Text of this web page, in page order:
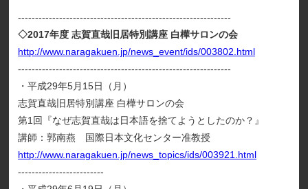
--------------------------------------------------------------
◇2017年度 志賀直哉旧居特別講座 白樺サロンの会
http://www.naragakuen.jp/news_event/ids/003802.html
--------------------------------------------------------------
・平成29年5月15日（月）
志賀直哉旧居特別講座 白樺サロンの会
第1回『なぜ志賀直哉は日本語を捨てようとしたのか？』
講師：郭南燕 国際日本文化センター准教授
http://www.naragakuen.jp/news_topics/ids/003921.html
-------------------------